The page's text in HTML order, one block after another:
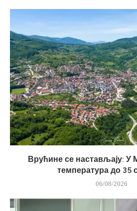
Врућине се настављају: У
температура до 35
06/08/2026